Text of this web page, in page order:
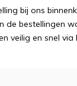
bij ons
de bestellingen
veilig en snel via